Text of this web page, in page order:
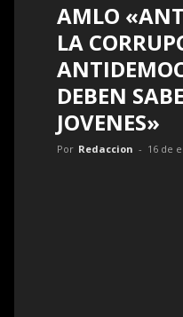
AMLO
LA
DEBEN
JOVENES»
Por Redaccion - 16 de